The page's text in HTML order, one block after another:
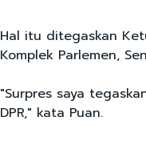
Hal itu ditegaskan
Komplek Parlemen,
"Surpres saya
DPR," kata Puan.